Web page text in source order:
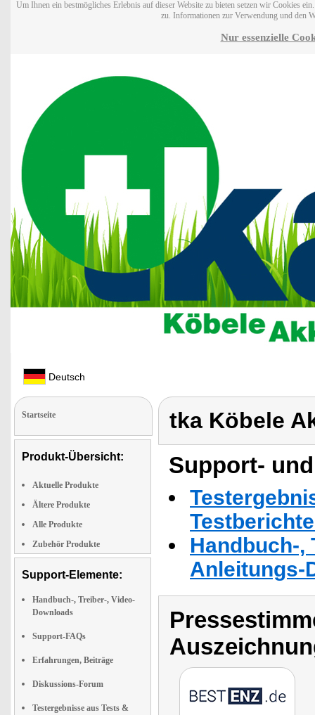
Um Ihnen ein bestmögliches Erlebnis auf dieser Website zu bieten setzen wir Cookies
zu. Informationen zur Verwendung und den
Nur essenzielle
Deutsch
Startseite
Produkt-Übersicht:
Aktuelle Produkte
Ältere Produkte
Alle Produkte
Zubehör Produkte
Support-Elemente:
Handbuch-, Treiber-, Video-
Downloads
Support-FAQs
Erfahrungen, Beiträge
Diskussions-Forum
Testergebnisse aus Tests &
tka Köbele
Support-
Handbuch-,
Anleitungs-